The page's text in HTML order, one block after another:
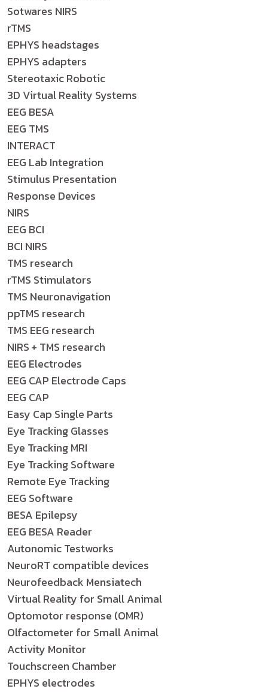
Sotwares NIRS
rTMS
EPHYS headstages
EPHYS adapters
Stereotaxic Robotic
3D Virtual Reality Systems
EEG BESA
EEG TMS
INTERACT
EEG Lab Integration
Stimulus Presentation
Response Devices
NIRS
EEG BCI
BCI NIRS
TMS research
rTMS Stimulators
TMS Neuronavigation
ppTMS research
TMS EEG research
NIRS + TMS research
EEG Electrodes
EEG CAP Electrode Caps
EEG CAP
Easy Cap Single Parts
Eye Tracking Glasses
Eye Tracking MRI
Eye Tracking Software
Remote Eye Tracking
EEG Software
BESA Epilepsy
EEG BESA Reader
Autonomic Testworks
NeuroRT compatible devices
Neurofeedback Mensiatech
Virtual Reality for Small Animal
Optomotor response (OMR)
Olfactometer for Small Animal
Activity Monitor
Touchscreen Chamber
EPHYS electrodes